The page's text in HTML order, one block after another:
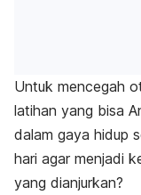
Untuk mencegah
latihan yang bisa
dalam gaya hidup
hari agar menjadi
yang dianjurkan?